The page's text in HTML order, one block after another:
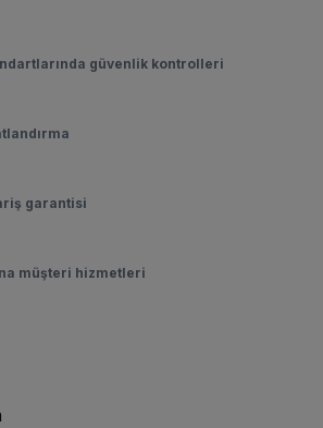
güvenlik kontrolleri
garantisi
müşteri hizmetleri